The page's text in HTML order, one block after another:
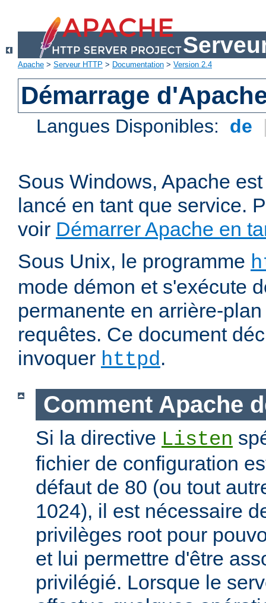
Apache > Serveur HTTP > Documentation > Version 2.4
Démarrage
Langues Disponibles: de
Sous Windows, Apache
lancé en tant que service.
voir Démarrer Apache en
Sous Unix, le programme
mode démon et s'exécute
permanente en arrière-
requêtes. Ce document
invoquer httpd.
Comment Apache
Si la directive Listen
fichier de configuration
défaut de 80 (ou tout
1024), il est nécessaire
privilèges root pour
et lui permettre d'être
privilégié. Lorsque le